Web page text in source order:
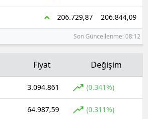
206.729,87 206.844,09
Son Güncellenme: 08:12
Fiyat Değişim
3.094.861 (0.341%)
64.987,59 (0.311%)